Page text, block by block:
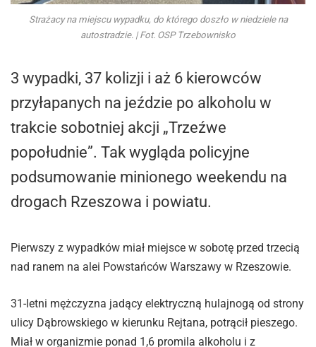
Strażacy na miejscu wypadku, do którego doszło w niedziele na
autostradzie. | Fot. OSP Trzebownisko
3 wypadki, 37 kolizji i aż 6 kierowców
przyłapanych na jeździe po alkoholu w
trakcie sobotniej akcji „Trzeźwe
popołudnie”. Tak wygląda policyjne
podsumowanie minionego weekendu na
drogach Rzeszowa i powiatu.
Pierwszy z wypadków miał miejsce w sobotę przed trzecią
nad ranem na alei Powstańców Warszawy w Rzeszowie.
31-letni mężczyzna jadący elektryczną hulajnogą od strony
ulicy Dąbrowskiego w kierunku Rejtana, potrącił pieszego.
Miał w organizmie ponad 1,6 promila alkoholu i z